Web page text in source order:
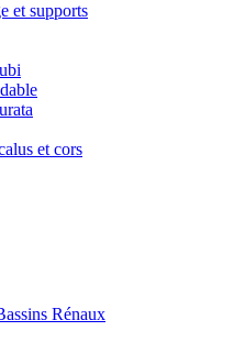
et supports
et cors
Rénaux